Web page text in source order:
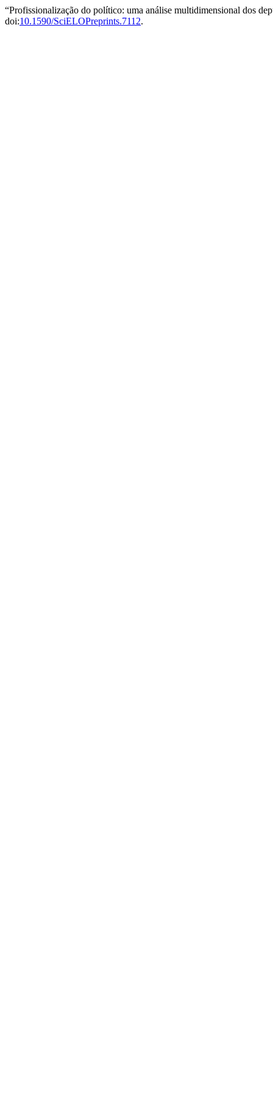
“Profissionalização do político: uma análise multidimensional dos
doi:10.1590/SciELOPreprints.7112.